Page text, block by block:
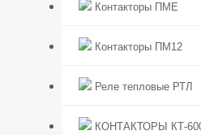
Контакторы ПМЕ
Контакторы ПМ12
Реле тепловые РТЛ
КОНТАКТОРЫ КТ-